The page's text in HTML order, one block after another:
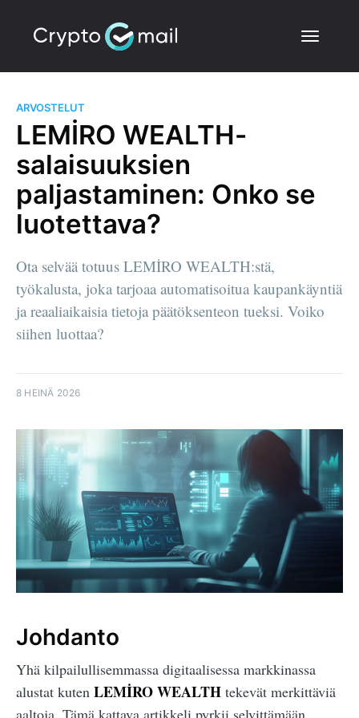
ARVOSTELUT
LEMİRO WEALTH-
salaisuuksien
paljastaminen: Onko se
luotettava?
Ota selvää totuus LEMİRO WEALTH:stä,
työkalusta, joka tarjoaa automatisoitua kaupankäyntiä
ja reaaliaikaisia tietoja päätöksenteon tueksi. Voiko
siihen luottaa?
8 HEINÄ 2026
Johdanto
Yhä kilpailullisemmassa digitaalisessa markkinassa
alustat kuten LEMİRO WEALTH tekevät merkittäviä
aaltoja. Tämä kattava artikkeli pyrkii selvittämään